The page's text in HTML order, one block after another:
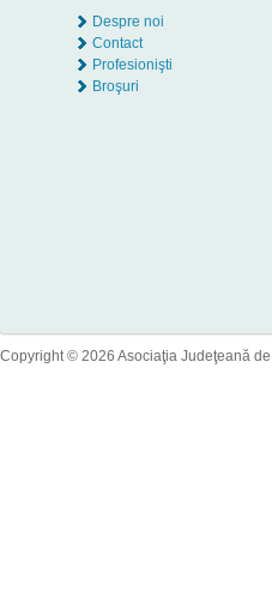
Despre noi
Contact
Profesionişti
Broşuri
Copyright © 2026 Asociaţia Judeţeană